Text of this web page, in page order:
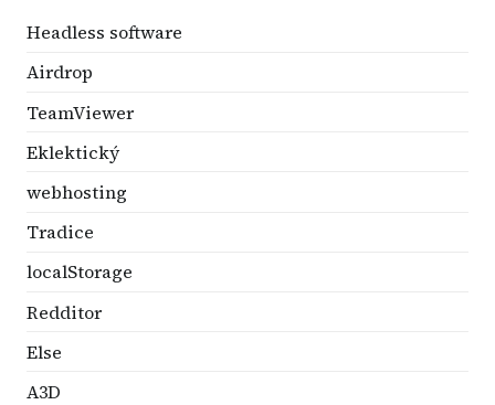
Headless software
Airdrop
TeamViewer
Eklektický
webhosting
Tradice
localStorage
Redditor
Else
A3D